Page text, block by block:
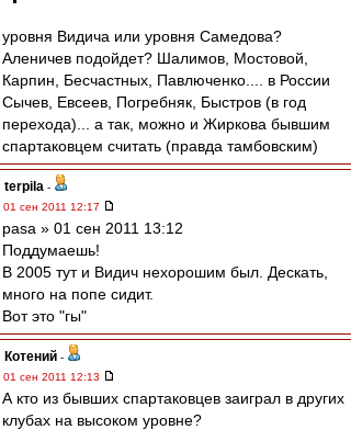
уровня Видича или уровня Самедова?
Аленичев подойдет? Шалимов, Мостовой,
Карпин, Бесчастных, Павлюченко.... в России
Сычев, Евсеев, Погребняк, Быстров (в год
перехода)... а так, можно и Жиркова бывшим
спартаковцем считать (правда тамбовским)
terpila -
01 сен 2011 12:17
pasa » 01 сен 2011 13:12
Поддумаешь!
В 2005 тут и Видич нехорошим был. Дескать,
много на попе сидит.
Вот это "гы"
Котений -
01 сен 2011 12:13
А кто из бывших спартаковцев заиграл в других
клубах на высоком уровне?